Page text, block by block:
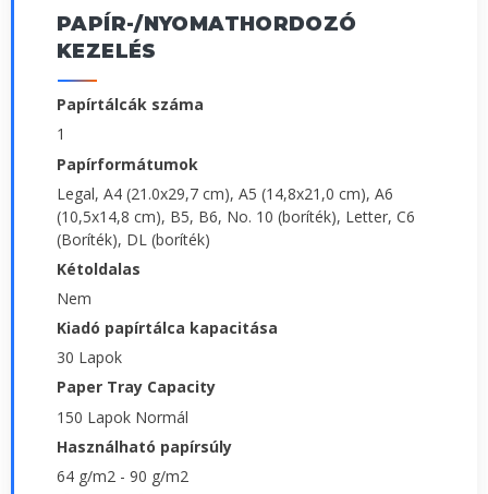
PAPÍR-/NYOMATHORDOZÓ
KEZELÉS
Papírtálcák száma
1
Papírformátumok
Legal, A4 (21.0x29,7 cm), A5 (14,8x21,0 cm), A6
(10,5x14,8 cm), B5, B6, No. 10 (boríték), Letter, C6
(Boríték), DL (boríték)
Kétoldalas
Nem
Kiadó papírtálca kapacitása
30 Lapok
Paper Tray Capacity
150 Lapok Normál
Használható papírsúly
64 g/m2 - 90 g/m2